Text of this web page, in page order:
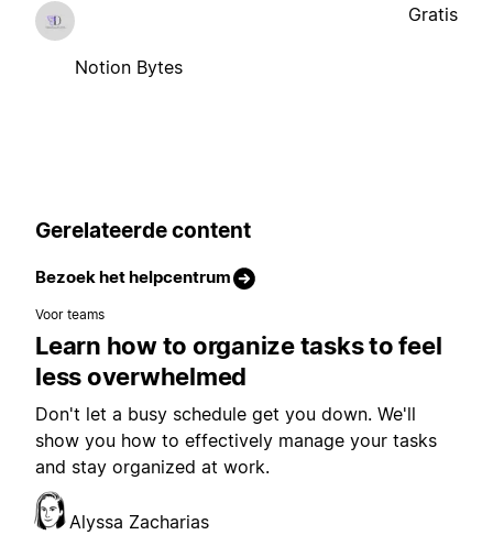
Notion Bytes
Gratis
Gerelateerde content
Bezoek het helpcentrum
Voor teams
Learn how to organize tasks to feel
less overwhelmed
Don't let a busy schedule get you down. We'll
show you how to effectively manage your tasks
and stay organized at work.
Alyssa Zacharias